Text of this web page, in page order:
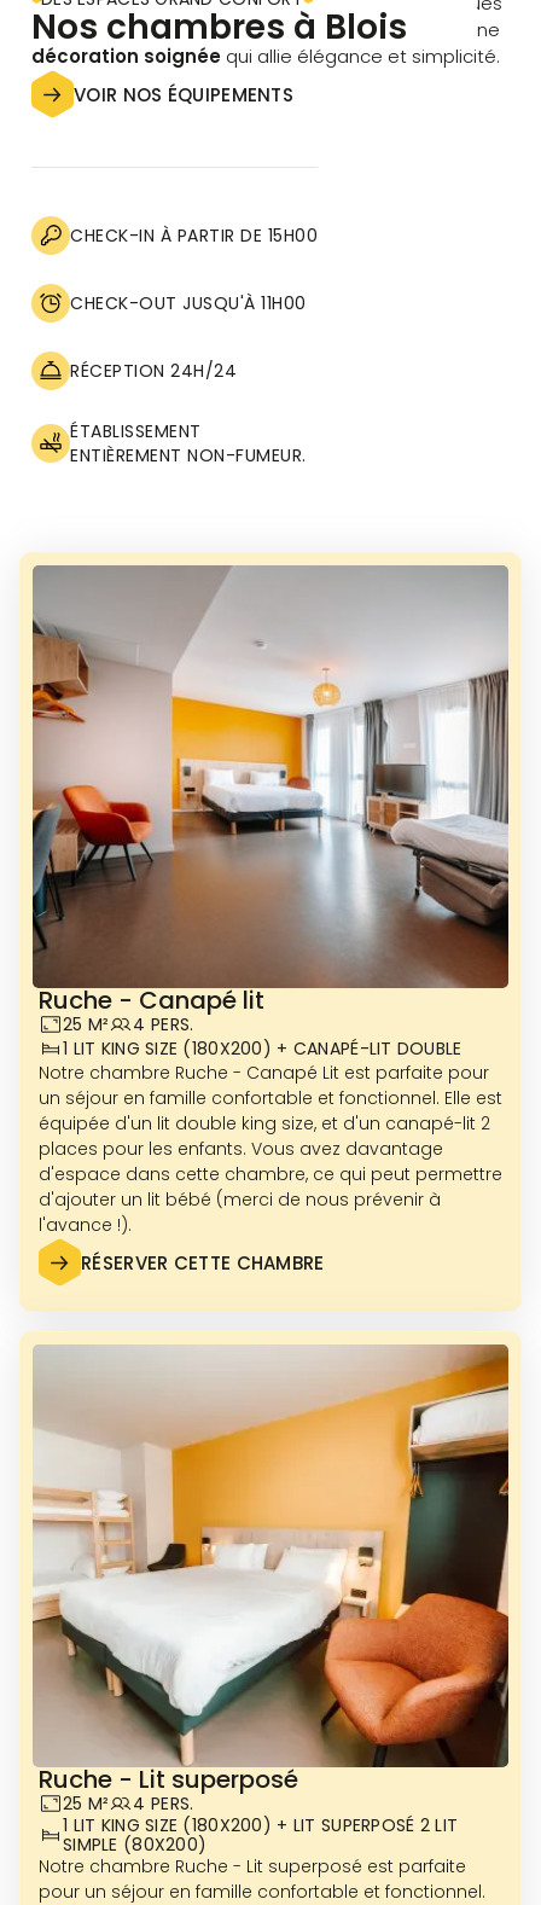
Nos chambres à Blois
pour accueillir de 1 à 7 personnes, chacune avec une
décoration soignée qui allie élégance et simplicité.
VOIR NOS ÉQUIPEMENTS
CHECK-IN À PARTIR DE 15H00
CHECK-OUT JUSQU'À 11H00
RÉCEPTION 24H/24
ÉTABLISSEMENT
ENTIÈREMENT NON-FUMEUR.
Ruche - Canapé lit
25 M²
4 PERS.
1 LIT KING SIZE (180X200) + CANAPÉ-LIT DOUBLE
Notre chambre Ruche - Canapé Lit est parfaite pour
un séjour en famille confortable et fonctionnel. Elle est
équipée d'un lit double king size, et d'un canapé-lit 2
places pour les enfants. Vous avez davantage
d'espace dans cette chambre, ce qui peut permettre
d'ajouter un lit bébé (merci de nous prévenir à
l'avance !).
RÉSERVER CETTE CHAMBRE
Photos non disponibles pour le moment
VOIR PLUS DE PHOTOS
Ruche - Lit superposé
25 M²
4 PERS.
1 LIT KING SIZE (180X200) + LIT SUPERPOSÉ 2 LIT
SIMPLE (80X200)
Notre chambre Ruche - Lit superposé est parfaite
pour un séjour en famille confortable et fonctionnel.